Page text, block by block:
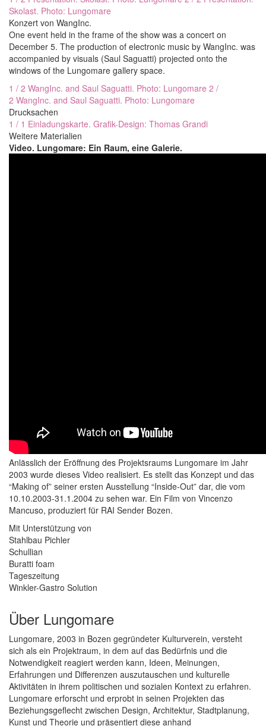
Skolast. Photo: Lungomare
Konzert von WangInc.
One event held in the frame of the show was a concert on
December 5. The production of electronic music by WangInc. was
accompanied by visuals (Saul Saguatti) projected onto the
windows of the Lungomare gallery space.
1 / 2 WangInc. and Saul Saguatti. Photo: Lungomare 2 /
2 WangInc. and Saul Saguatti. Photo: Lungomare
Drucksachen
1 / 1 Einladungskarte. Grafik-Design: Thomas Grandi
Weitere Materialien
Video. Lungomare: Ein Raum, eine Galerie.
Anlässlich der Eröffnung des Projektsraums Lungomare im Jahr
2003 wurde dieses Video realisiert. Es stellt das Konzept und das
“Making of” seiner ersten Ausstellung “Inside-Out” dar, die vom
10.10.2003-31.1.2004 zu sehen war. Ein Film von Vincenzo
Mancuso, produziert für RAI Sender Bozen.
Mit Unterstützung von
Stahlbau Pichler
Schullian
Buratti foam
Tageszeitung
Winkler-Gastro Solution
Über Lungomare
Lungomare, 2003 in Bozen gegründeter Kulturverein, versteht
sich als ein Projektraum, in dem auf das Bedürfnis und die
Notwendigkeit reagiert werden kann, Ideen, Meinungen,
Erfahrungen und Differenzen auszutauschen und kulturelle
Aktivitäten in ihrem politischen und sozialen Kontext zu erfahren.
Lungomare erforscht und erprobt in seinen Projekten das
Beziehungsgeflecht zwischen Design, Architektur, Stadtplanung,
Kunst und Theorie und präsentiert diese anhand